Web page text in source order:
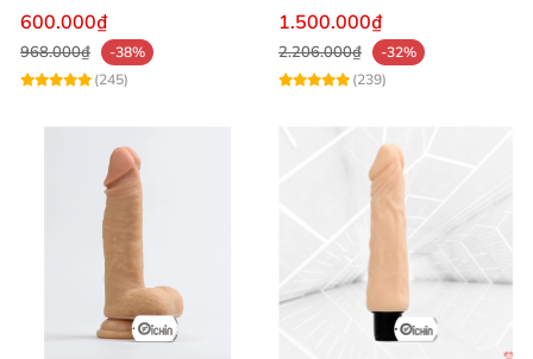
toàn pin AAA dễ dùng
600.000₫
968.000₫
-38%
(245)
pin sạc cao cấp
1.500.000₫
2.206.000₫
-32%
(239)